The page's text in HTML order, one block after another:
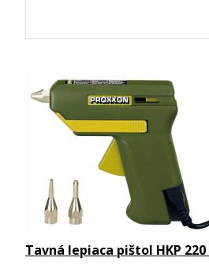
Tavná lepiaca pištol HKP